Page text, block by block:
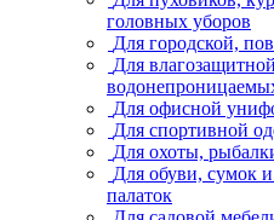
головных уборов
Для городской,
Для
Для офисной
Для спортивной
Для охоты,
Для обуви, сумок
палаток